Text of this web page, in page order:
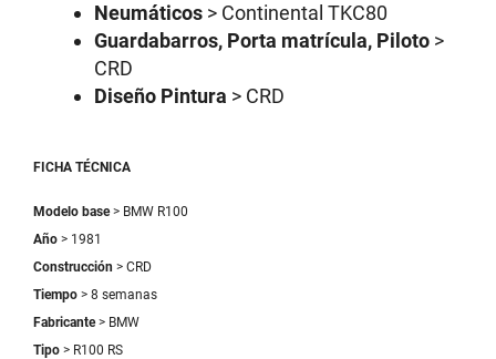
Neumáticos > Continental TKC80
Guardabarros, Porta matrícula, Piloto >
CRD
Diseño Pintura > CRD
FICHA TÉCNICA
Modelo base> BMW R100
Año > 1981
Construcción > CRD
Tiempo > 8 semanas
Fabricante> BMW
Tipo > R100 RS